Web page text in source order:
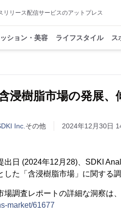
リリース配信サービスのアットプレス
ション・美容 ライフスタイル ス
浸樹脂市場の発展、
Inc. その他 2024年12月30日
出日 (2024年12月28)、SDKI
した「含浸樹脂市場」に関する
場調査レポートの詳細な洞察は
market/61677